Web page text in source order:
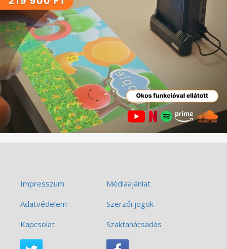
Impresszum
Médiaajánlat
Adatvédelem
Szerzői jogok
Kapcsolat
Szaktanácsadás